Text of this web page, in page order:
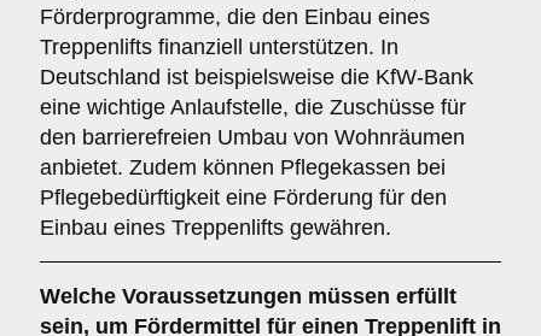
Förderprogramme, die den Einbau eines
Treppenlifts finanziell unterstützen. In
Deutschland ist beispielsweise die KfW-Bank
eine wichtige Anlaufstelle, die Zuschüsse für
den barrierefreien Umbau von Wohnräumen
anbietet. Zudem können Pflegekassen bei
Pflegebedürftigkeit eine Förderung für den
Einbau eines Treppenlifts gewähren.
Welche Voraussetzungen müssen erfüllt
sein, um Fördermittel für einen Treppenlift in